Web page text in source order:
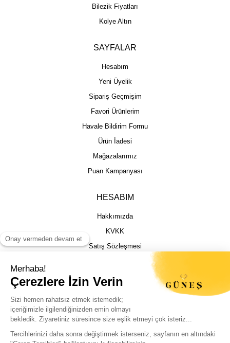
Sizin için en iyi deneyimi sunmak adına
Bilezik Fiyatları
Kolye Altın
SAYFALAR
Hesabım
Yeni Üyelik
Sipariş Geçmişim
Favori Ürünlerim
Havale Bildirim Formu
Ürün İadesi
Mağazalarımız
Puan Kampanyası
HESABIM
Hakkımızda
KVKK
Satış Sözleşmesi
İptal İade Şartları
Kargo Takibi